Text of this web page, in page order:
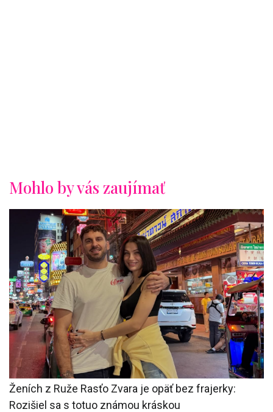
Mohlo by vás zaujímať
Ženích z Ruže Rasťo Zvara je opäť bez frajerky:
Rozišiel sa s totuo známou kráskou